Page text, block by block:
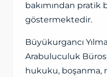
bakımından
göstermektedir.
Büyükurgancı
Arabuluculuk
hukuku, boşanma,